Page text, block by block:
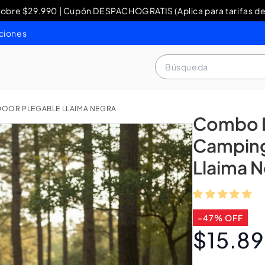
$29.990 | Cupón DESPACHOGRATIS (Aplica para tarifas
y Devoluciones: contacto WhatsApp + 56 9 3460 4429 o al
Búsqueda
PLEGABLE LLAIMA NEGRA
Combo
Llaima
-47% OFF